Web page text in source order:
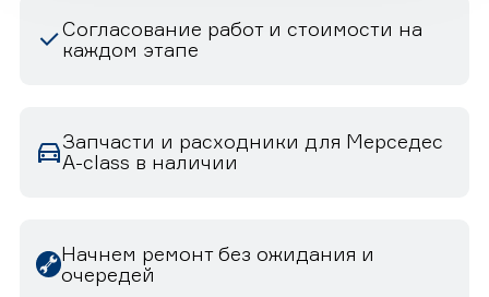
Согласование работ и стоимости на
каждом этапе
Запчасти и расходники для Мерседес
A-class в наличии
Начнем ремонт без ожидания и
очередей